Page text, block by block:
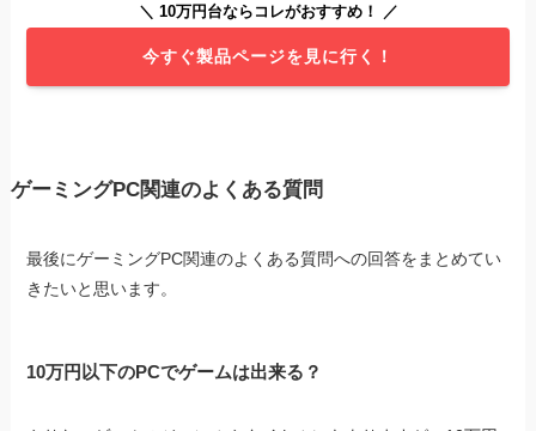
＼ 10万円台ならコレがおすすめ！ ／
今すぐ製品ページを見に行く！
ゲーミングPC関連のよくある質問
最後にゲーミングPC関連のよくある質問への回答をまとめてい
きたいと思います。
10万円以下のPCでゲームは出来る？